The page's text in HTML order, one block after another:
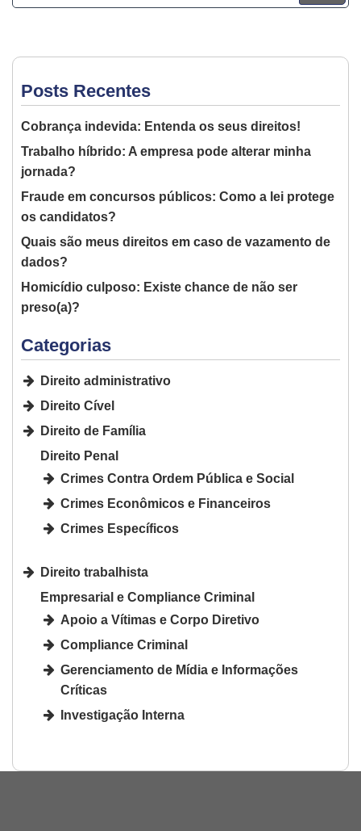
Posts Recentes
Cobrança indevida: Entenda os seus direitos!
Trabalho híbrido: A empresa pode alterar minha
jornada?
Fraude em concursos públicos: Como a lei protege
os candidatos?
Quais são meus direitos em caso de vazamento de
dados?
Homicídio culposo: Existe chance de não ser
preso(a)?
Categorias
Direito administrativo
Direito Cível
Direito de Família
Direito Penal
Crimes Contra Ordem Pública e Social
Crimes Econômicos e Financeiros
Crimes Específicos
Direito trabalhista
Empresarial e Compliance Criminal
Apoio a Vítimas e Corpo Diretivo
Compliance Criminal
Gerenciamento de Mídia e Informações
Críticas
Investigação Interna